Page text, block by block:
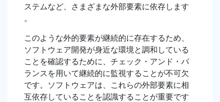
ステムなど、さまざまな外部要素に依存します
。
このような外的要素が継続的に存在するため、
ソフトウェア開発が身近な環境と調和している
ことを確認するために、チェック・アンド・バ
ランスを用いて継続的に監視することが不可欠
です。ソフトウェアは、これらの外部要素に相
互依存していることを認識することが重要です